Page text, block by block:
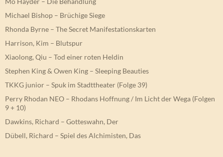
Michael Bishop – Brüchige Siege
Rhonda Byrne – The Secret Manifestationskarten
Harrison, Kim – Blutspur
Xiaolong, Qiu – Tod einer roten Heldin
Stephen King & Owen King – Sleeping Beauties
TKKG junior – Spuk im Stadttheater (Folge 39)
Perry Rhodan NEO – Rhodans Hoffnung / Im Licht der Wega (Folgen
9 + 10)
Dawkins, Richard – Gotteswahn, Der
Dübell, Richard – Spiel des Alchimisten, Das